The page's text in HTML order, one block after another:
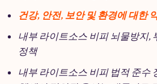
건강, 안전, 보안 및 환경에 대한
내부 라이트소스 비피 뇌물방지,
정책
내부 라이트소스 비피 법적 준수